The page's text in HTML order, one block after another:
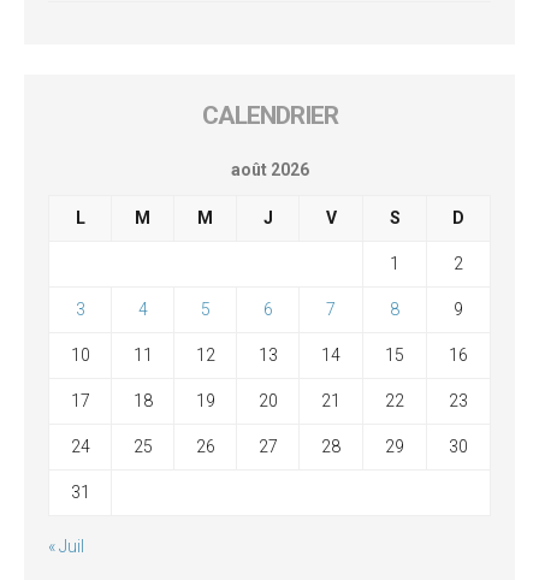
CALENDRIER
août 2026
L M M J V S D
1 2
3 4 5 6 7 8 9
10 11 12 13 14 15 16
17 18 19 20 21 22 23
24 25 26 27 28 29 30
31
« Juil